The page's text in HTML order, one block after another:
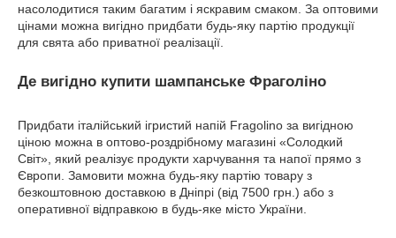
насолодитися таким багатим і яскравим смаком. За оптовими
цінами можна вигідно придбати будь-яку партію продукції
для свята або приватної реалізації.
Де вигідно купити шампанське Фраголіно
Придбати італійський ігристий напій Fragolino за вигідною
ціною можна в оптово-роздрібному магазині «Солодкий
Світ», який реалізує продукти харчування та напої прямо з
Європи. Замовити можна будь-яку партію товару з
безкоштовною доставкою в Дніпрі (від 7500 грн.) або з
оперативної відправкою в будь-яке місто України.